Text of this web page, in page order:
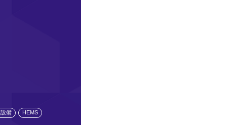
備 HEMS